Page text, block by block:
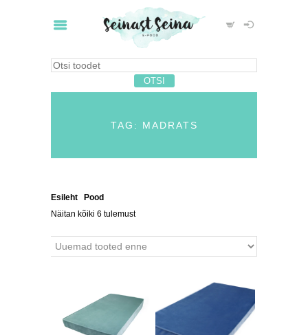
TAG: MADRATS
Esileht Pood
Näitan kõiki 6 tulemust